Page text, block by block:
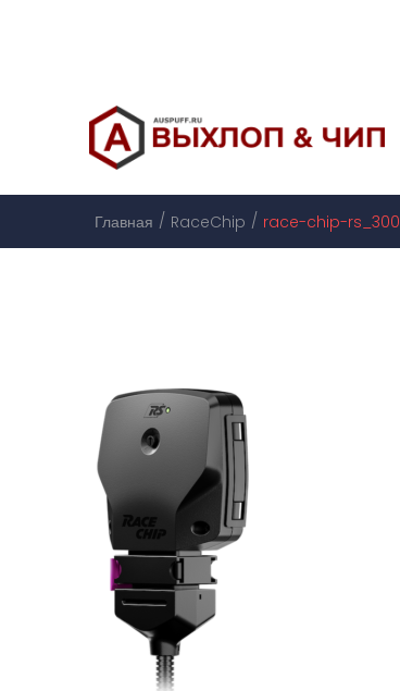
Главная / RaceChip / race-chip-rs_300